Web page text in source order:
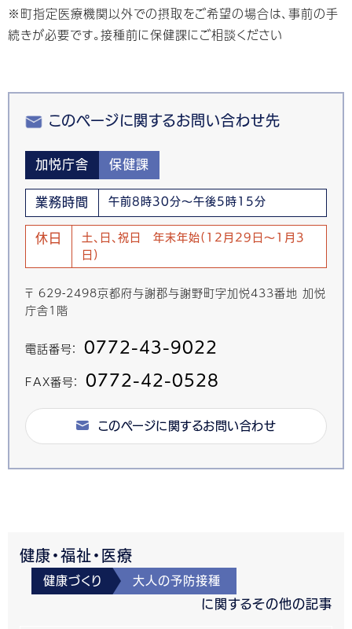
※町指定医療機関以外での摂取をご希望の場合は、事前の手
続きが必要です。接種前に保健課にご相談ください
このページに関するお問い合わせ先
加悦庁舎 保健課
業務時間 午前8時30分～午後5時15分
休日
土、日、祝日 年末年始(12月29日～1月3
日)
〒 629-2498京都府与謝郡与謝野町字加悦433番地 加悦
庁舎1階
電話番号： 0772-43-9022
FAX番号： 0772-42-0528
このページに関するお問い合わせ
健康・福祉・医療
健康づくり 大人の予防接種
に関するその他の記事